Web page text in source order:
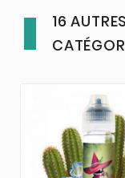
16